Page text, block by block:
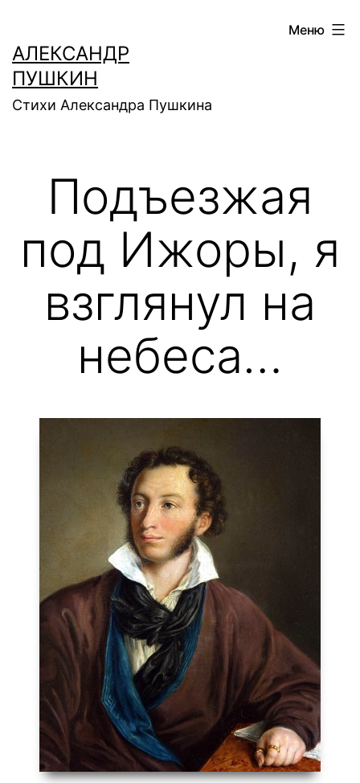
содержимому
АЛЕКСАНДР
ПУШКИН
Стихи Александра Пушкина
Меню
Подъезжая
под Ижоры, я
взглянул на
небеса…